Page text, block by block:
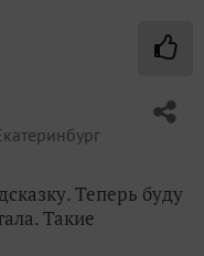
Теперь буду
Такие